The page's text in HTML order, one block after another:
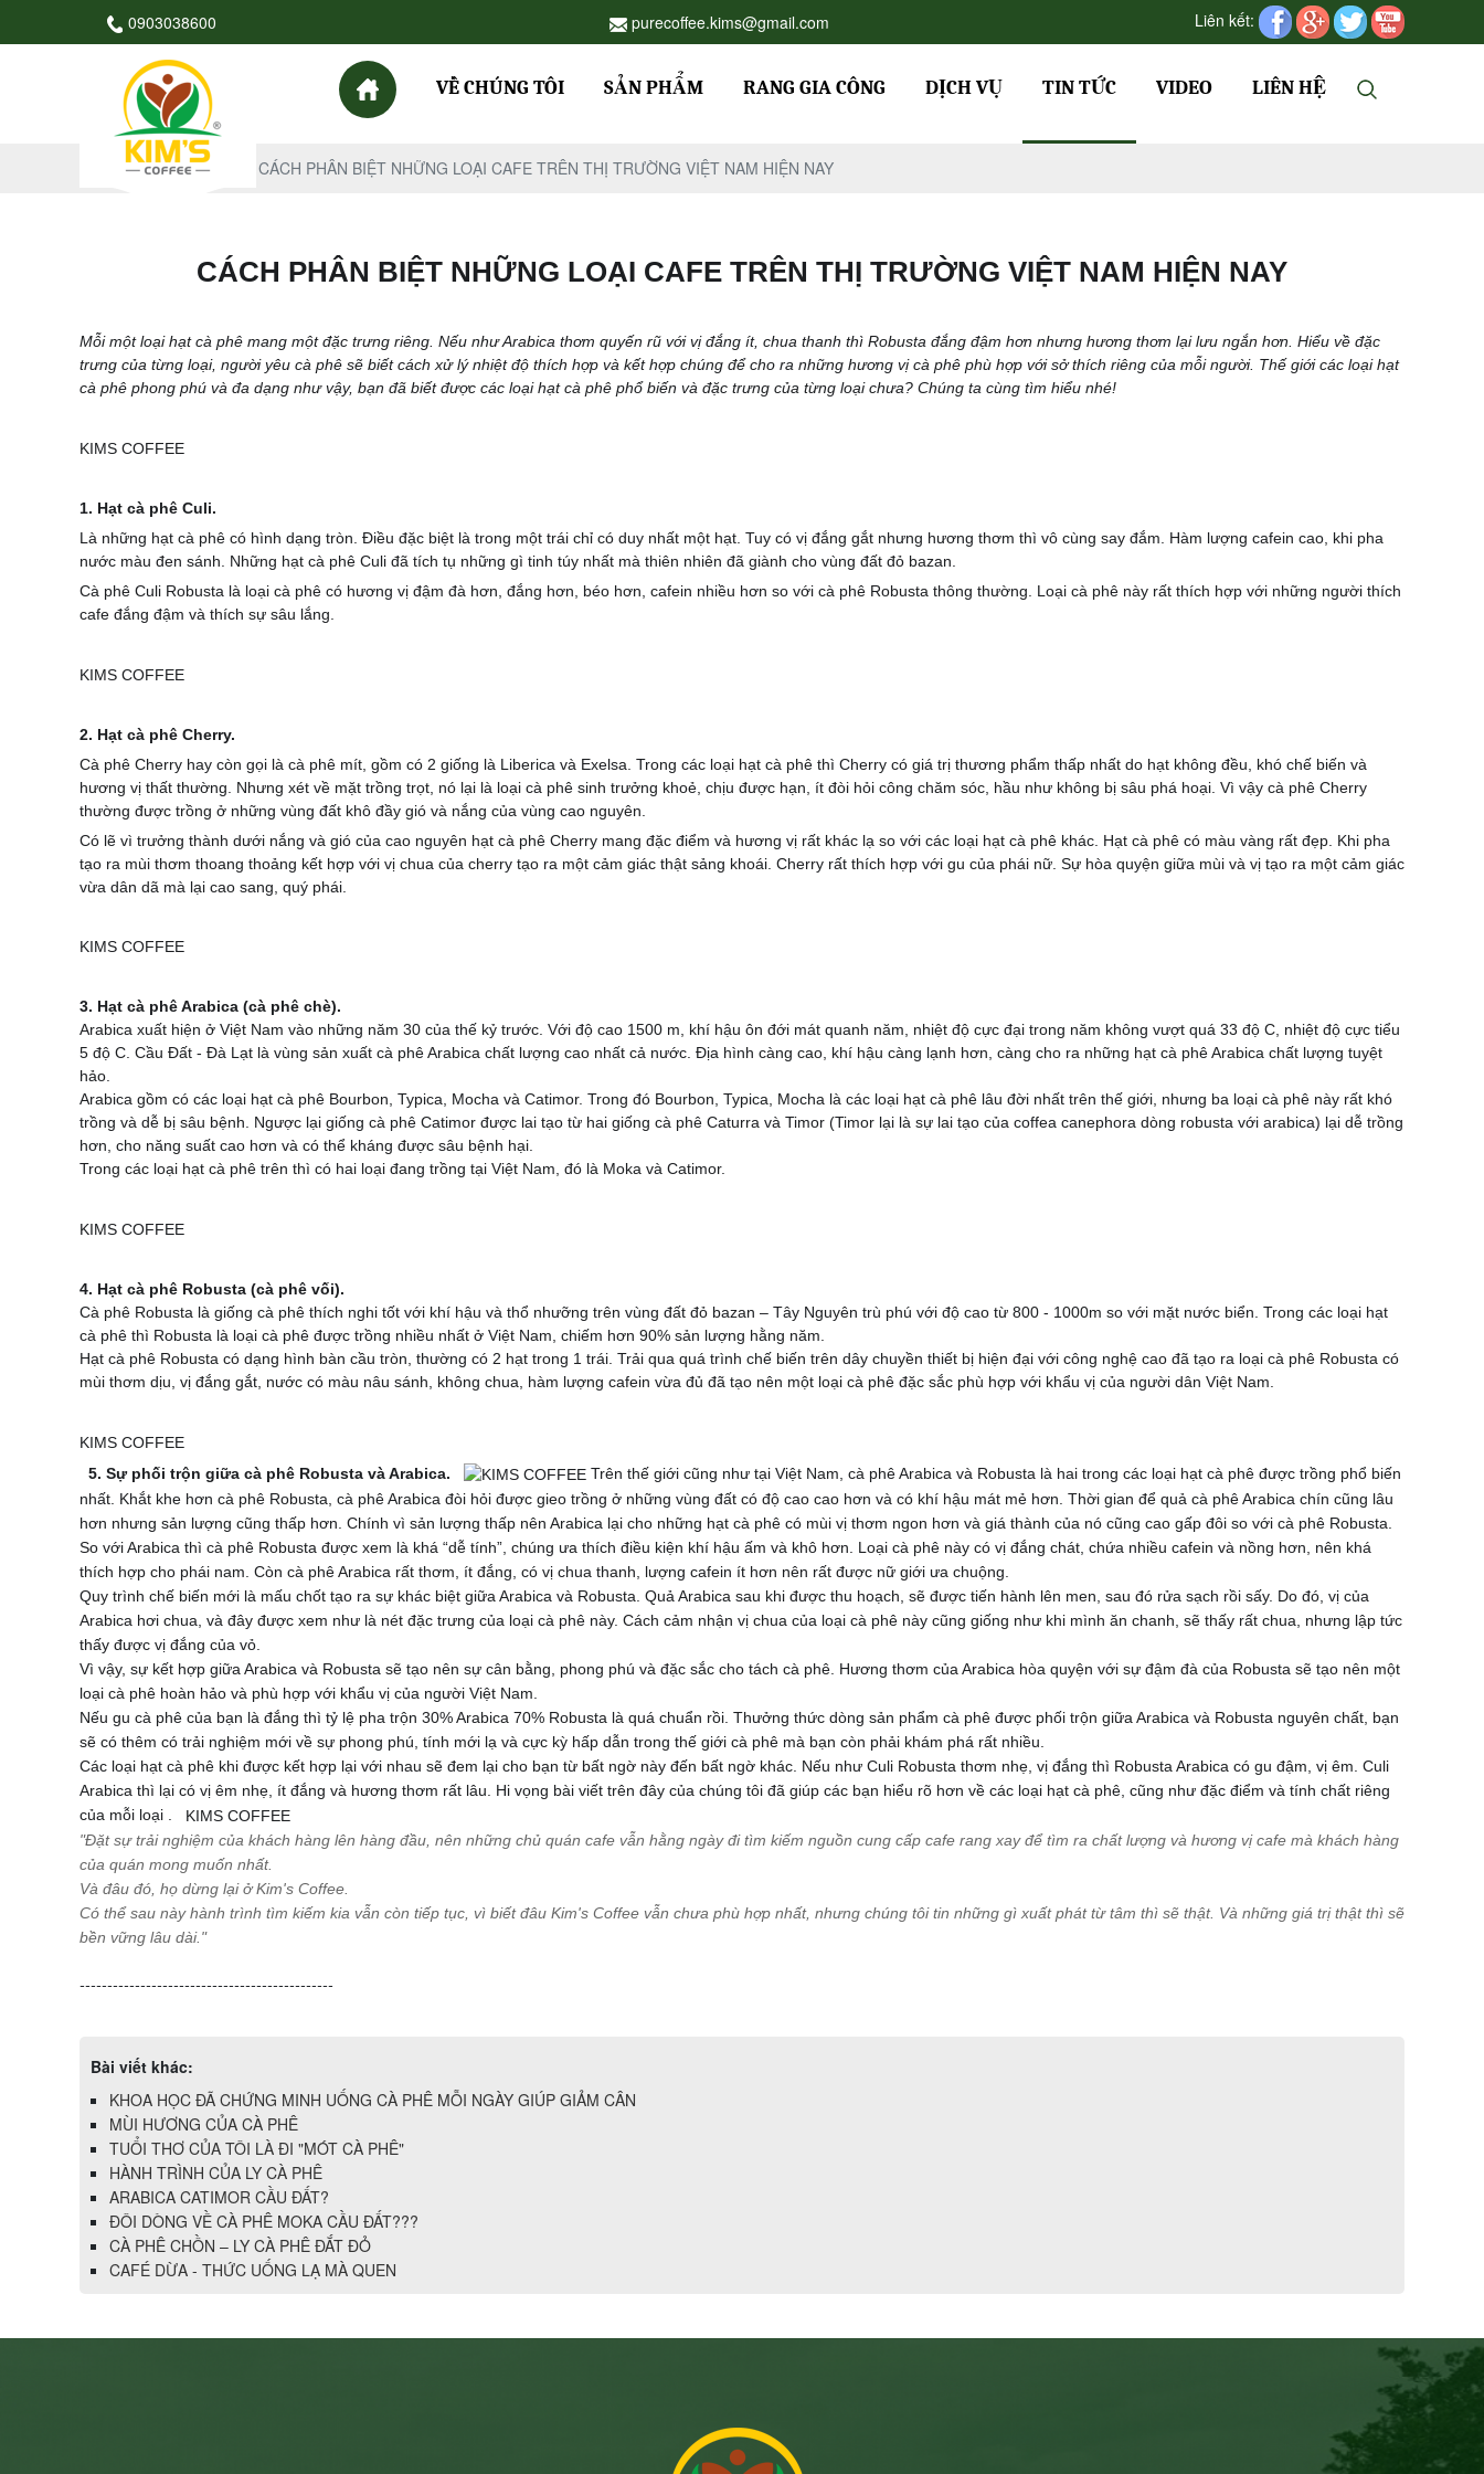
0903038600 purecoffee.kims@gmail.com Liên kết:
VỀ CHÚNG TÔI SẢN PHẨM RANG GIA CÔNG DỊCH VỤ TIN TỨC VIDEO LIÊN HỆ
Trang chủ Tin Tức CÁCH PHÂN BIỆT NHỮNG LOẠI CAFE TRÊN THỊ TRƯỜNG VIỆT NAM HIỆN NAY
CÁCH PHÂN BIỆT NHỮNG LOẠI CAFE TRÊN THỊ TRƯỜNG VIỆT NAM HIỆN NAY
Mỗi một loại hạt cà phê mang một đặc trưng riêng. Nếu như Arabica thơm quyến rũ với vị đắng ít, chua thanh thì Robusta đắng đậm hơn nhưng hương thơm lại lưu ngắn hơn. Hiểu về đặc
trưng của từng loại, người yêu cà phê sẽ biết cách xử lý nhiệt độ thích hợp và kết hợp chúng để cho ra những hương vị cà phê phù hợp với sở thích riêng của mỗi người. Thế giới các loại hạt
cà phê phong phú và đa dạng như vậy, bạn đã biết được các loại hạt cà phê phổ biến và đặc trưng của từng loại chưa? Chúng ta cùng tìm hiểu nhé!
1. Hạt cà phê Culi.
Là những hạt cà phê có hình dạng tròn. Điều đặc biệt là trong một trái chỉ có duy nhất một hạt. Tuy có vị đắng gắt nhưng hương thơm thì vô cùng say đắm. Hàm lượng cafein cao, khi pha
nước màu đen sánh. Những hạt cà phê Culi đã tích tụ những gì tinh túy nhất mà thiên nhiên đã giành cho vùng đất đỏ bazan.
Cà phê Culi Robusta là loại cà phê có hương vị đậm đà hơn, đắng hơn, béo hơn, cafein nhiều hơn so với cà phê Robusta thông thường. Loại cà phê này rất thích hợp với những người thích
cafe đắng đậm và thích sự sâu lắng.
2. Hạt cà phê Cherry.
Cà phê Cherry hay còn gọi là cà phê mít, gồm có 2 giống là Liberica và Exelsa. Trong các loại hạt cà phê thì Cherry có giá trị thương phẩm thấp nhất do hạt không đều, khó chế biến và
hương vị thất thường. Nhưng xét về mặt trồng trọt, nó lại là loại cà phê sinh trưởng khoẻ, chịu được hạn, ít đòi hỏi công chăm sóc, hầu như không bị sâu phá hoại. Vì vậy cà phê Cherry
thường được trồng ở những vùng đất khô đầy gió và nắng của vùng cao nguyên.
Có lẽ vì trưởng thành dưới nắng và gió của cao nguyên hạt cà phê Cherry mang đặc điểm và hương vị rất khác lạ so với các loại hạt cà phê khác. Hạt cà phê có màu vàng rất đẹp. Khi pha
tạo ra mùi thơm thoang thoảng kết hợp với vị chua của cherry tạo ra một cảm giác thật sảng khoái. Cherry rất thích hợp với gu của phái nữ. Sự hòa quyện giữa mùi và vị tạo ra một cảm giác
vừa dân dã mà lại cao sang, quý phái.
3. Hạt cà phê Arabica (cà phê chè).
Arabica xuất hiện ở Việt Nam vào những năm 30 của thế kỷ trước. Với độ cao 1500 m, khí hậu ôn đới mát quanh năm, nhiệt độ cực đại trong năm không vượt quá 33 độ C, nhiệt độ cực tiểu
5 độ C. Cầu Đất - Đà Lạt là vùng sản xuất cà phê Arabica chất lượng cao nhất cả nước. Địa hình càng cao, khí hậu càng lạnh hơn, càng cho ra những hạt cà phê Arabica chất lượng tuyệt
hảo.
Arabica gồm có các loại hạt cà phê Bourbon, Typica, Mocha và Catimor. Trong đó Bourbon, Typica, Mocha là các loại hạt cà phê lâu đời nhất trên thế giới, nhưng ba loại cà phê này rất khó
trồng và dễ bị sâu bệnh. Ngược lại giống cà phê Catimor được lai tạo từ hai giống cà phê Caturra và Timor (Timor lại là sự lai tạo của coffea canephora dòng robusta với arabica) lại dễ trồng
hơn, cho năng suất cao hơn và có thể kháng được sâu bệnh hại.
Trong các loại hạt cà phê trên thì có hai loại đang trồng tại Việt Nam, đó là Moka và Catimor.
4. Hạt cà phê Robusta (cà phê vối).
Cà phê Robusta là giống cà phê thích nghi tốt với khí hậu và thổ nhưỡng trên vùng đất đỏ bazan – Tây Nguyên trù phú với độ cao từ 800 - 1000m so với mặt nước biển. Trong các loại hạt
cà phê thì Robusta là loại cà phê được trồng nhiều nhất ở Việt Nam, chiếm hơn 90% sản lượng hằng năm.
Hạt cà phê Robusta có dạng hình bàn cầu tròn, thường có 2 hạt trong 1 trái. Trải qua quá trình chế biến trên dây chuyền thiết bị hiện đại với công nghệ cao đã tạo ra loại cà phê Robusta có
mùi thơm dịu, vị đắng gắt, nước có màu nâu sánh, không chua, hàm lượng cafein vừa đủ đã tạo nên một loại cà phê đặc sắc phù hợp với khẩu vị của người dân Việt Nam.
5. Sự phối trộn giữa cà phê Robusta và Arabica.
Trên thế giới cũng như tại Việt Nam, cà phê Arabica và Robusta là hai trong các loại hạt cà phê được trồng phổ biến
nhất. Khắt khe hơn cà phê Robusta, cà phê Arabica đòi hỏi được gieo trồng ở những vùng đất có độ cao cao hơn và có khí hậu mát mẻ hơn. Thời gian để quả cà phê Arabica chín cũng lâu
hơn nhưng sản lượng cũng thấp hơn. Chính vì sản lượng thấp nên Arabica lại cho những hạt cà phê có mùi vị thơm ngon hơn và giá thành của nó cũng cao gấp đôi so với cà phê Robusta.
So với Arabica thì cà phê Robusta được xem là khá “dễ tính”, chúng ưa thích điều kiện khí hậu ấm và khô hơn. Loại cà phê này có vị đắng chát, chứa nhiều cafein và nồng hơn, nên khá
thích hợp cho phái nam. Còn cà phê Arabica rất thơm, ít đắng, có vị chua thanh, lượng cafein ít hơn nên rất được nữ giới ưa chuộng.
Quy trình chế biến mới là mấu chốt tạo ra sự khác biệt giữa Arabica và Robusta. Quả Arabica sau khi được thu hoạch, sẽ được tiến hành lên men, sau đó rửa sạch rồi sấy. Do đó, vị của
Arabica hơi chua, và đây được xem như là nét đặc trưng của loại cà phê này. Cách cảm nhận vị chua của loại cà phê này cũng giống như khi mình ăn chanh, sẽ thấy rất chua, nhưng lập tức
thấy được vị đắng của vỏ.
Vì vậy, sự kết hợp giữa Arabica và Robusta sẽ tạo nên sự cân bằng, phong phú và đặc sắc cho tách cà phê. Hương thơm của Arabica hòa quyện với sự đậm đà của Robusta sẽ tạo nên một
loại cà phê hoàn hảo và phù hợp với khẩu vị của người Việt Nam.
Nếu gu cà phê của bạn là đắng thì tỷ lệ pha trộn 30% Arabica 70% Robusta là quá chuẩn rồi. Thưởng thức dòng sản phẩm cà phê được phối trộn giữa Arabica và Robusta nguyên chất, bạn
sẽ có thêm có trải nghiệm mới về sự phong phú, tính mới lạ và cực kỳ hấp dẫn trong thế giới cà phê mà bạn còn phải khám phá rất nhiều.
Các loại hạt cà phê khi được kết hợp lại với nhau sẽ đem lại cho bạn từ bất ngờ này đến bất ngờ khác. Nếu như Culi Robusta thơm nhẹ, vị đắng thì Robusta Arabica có gu đậm, vị êm. Culi
Arabica thì lại có vị êm nhẹ, ít đắng và hương thơm rất lâu. Hi vọng bài viết trên đây của chúng tôi đã giúp các bạn hiểu rõ hơn về các loại hạt cà phê, cũng như đặc điểm và tính chất riêng
của mỗi loại
"Đặt sự trải nghiệm của khách hàng lên hàng đầu, nên những chủ quán cafe vẫn hằng ngày đi tìm kiếm nguồn cung cấp cafe rang xay để tìm ra chất lượng và hương vị cafe mà khách hàng
của quán mong muốn nhất.
Và đâu đó, họ dừng lại ở Kim's Coffee.
Có thể sau này hành trình tìm kiếm kia vẫn còn tiếp tục, vì biết đâu Kim's Coffee vẫn chưa phù hợp nhất, nhưng chúng tôi tin những gì xuất phát từ tâm thì sẽ thật. Và những giá trị thật thì sẽ
bền vững lâu dài."
----------------------------------------------
Bài viết khác:
KHOA HỌC ĐÃ CHỨNG MINH UỐNG CÀ PHÊ MỖI NGÀY GIÚP GIẢM CÂN
MÙI HƯƠNG CỦA CÀ PHÊ
TUỔI THƠ CỦA TÔI LÀ ĐI "MÓT CÀ PHÊ"
HÀNH TRÌNH CỦA LY CÀ PHÊ
ARABICA CATIMOR CẦU ĐẤT?
ĐÔI DÒNG VỀ CÀ PHÊ MOKA CẦU ĐẤT???
CÀ PHÊ CHỒN – LY CÀ PHÊ ĐẮT ĐỎ
CAFÉ DỪA - THỨC UỐNG LẠ MÀ QUEN